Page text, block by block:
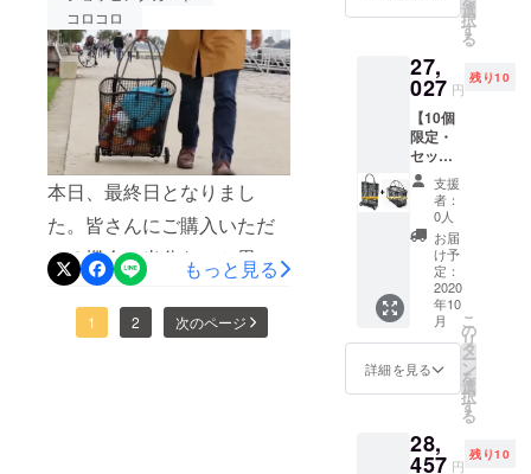
た。スタッフ一同感謝の気
持ちでいっぱいです。リ
ターンの商品に関しまして
は、予定通り10月中には皆
様のお手元にお届けできる
よう準備を進めますので、
また進捗をご報告させてい
ただきます。引き続き、よ
ろしくお願いいたします。
Veloクラウドファンディン
コロコロ
本日、最終日となりまし
た。皆さんにご購入いただ
ける機会は当分ないと思い
ますので、この機会にぜひ
ご検討いただければと思い
もっと見る
1 2 次のページ
合等に
より出
荷時期
が遅れ
る場合
があり
ます。
量産効
率が向
場合、
正規販
売価格
が販売
予定価
格より
下がる
可能性
もござ
いま
す。 ※
ご注文
状況、
使用部
造工程
上の都
円（税
F］
Velo
shoppin
g ● サイ
ズ：
44×18×
55（W×
D×H）
cm ● 重
さ：2kg
※送料込
みで
す。 ※
皆様の
ご支援
により
量産効
正規販
売価格
選
択
す
る
27,
027 円
残り10
【10個
限定・
セット
割
35％OF
F】Velo
shoppin
g ＆
Petit ・
完成し
た商品×
２点
［一般
販売予
定価
shoppin
g
支援
者：
0人
お届
け予
定：
2020
年10
月
詳細を見る
こ
の
リ
タ
ー
ン
を
選
択
す
る
28,
457 円
残り10